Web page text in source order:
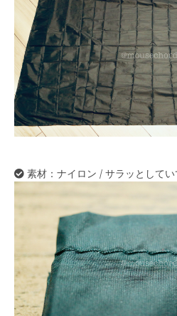
素材：ナイロン / サラッとして